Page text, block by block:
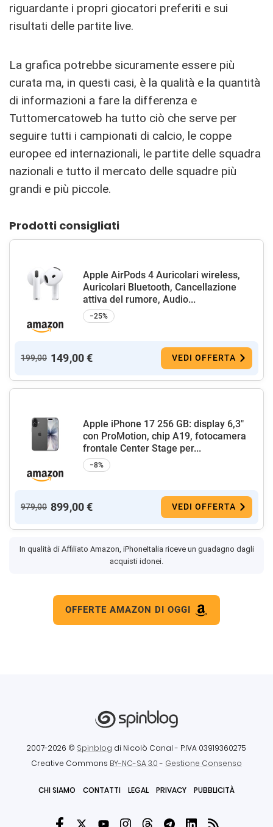
riguardante i propri giocatori preferiti e sui
risultati delle partite live.
La grafica potrebbe sicuramente essere più
curata ma, in questi casi, è la qualità e la quantità
di informazioni a fare la differenza e
Tuttomercatoweb ha tutto ciò che serve per
seguire tutti i campionati di calcio, le coppe
europee ed internazionali, le partite delle squadra
nazionali e tutto il mercato delle squadre più
grandi e più piccole.
Prodotti consigliati
Apple AirPods 4 Auricolari wireless,
Auricolari Bluetooth, Cancellazione
attiva del rumore, Audio...
−25%
199,00 149,00 € VEDI OFFERTA
Apple iPhone 17 256 GB: display 6,3"
con ProMotion, chip A19, fotocamera
frontale Center Stage per...
−8%
979,00 899,00 € VEDI OFFERTA
In qualità di Affiliato Amazon, iPhoneItalia riceve un guadagno dagli
acquisti idonei.
OFFERTE AMAZON DI OGGI
2007-2026 © Spinblog di Nicolò Canal - P.IVA 03919360275
Creative Commons BY-NC-SA 3.0- Gestione Consenso
CHI SIAMO CONTATTI LEGAL PRIVACY PUBBLICITÀ